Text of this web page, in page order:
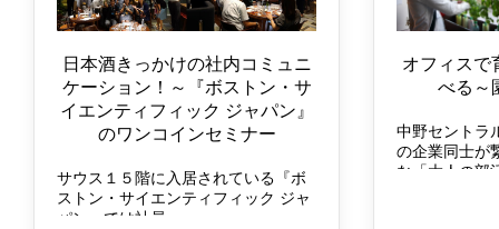
日本酒きっかけの社内コミュニ
ケーション！～『ボストン・サ
イエンティフィック ジャパン』
のワンコインセミナー
サウス１５階に入居されている『ボ
ストン・サイエンティフィック ジャ
パン』では社員…
オフィスで
べる～
中野セントラ
の企業同士が
な「大人の部